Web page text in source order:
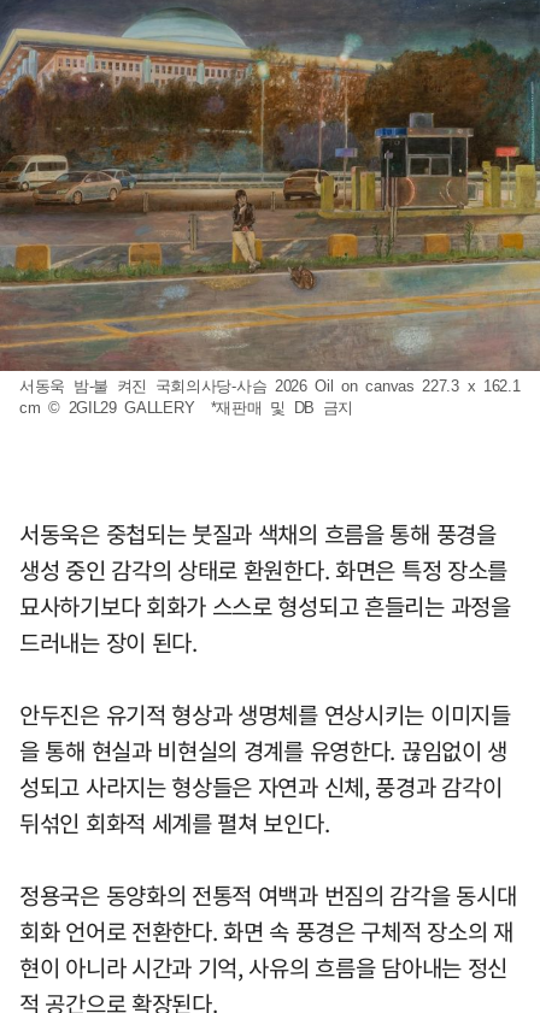
서동욱 밤-불 켜진 국회의사당-사슴 2026 Oil on canvas 227.3 x 162.1
cm © 2GIL29 GALLERY *재판매 및 DB 금지
서동욱은 중첩되는 붓질과 색채의 흐름을 통해 풍경을
생성 중인 감각의 상태로 환원한다. 화면은 특정 장소를
묘사하기보다 회화가 스스로 형성되고 흔들리는 과정을
드러내는 장이 된다.
안두진은 유기적 형상과 생명체를 연상시키는 이미지들
을 통해 현실과 비현실의 경계를 유영한다. 끊임없이 생
성되고 사라지는 형상들은 자연과 신체, 풍경과 감각이
뒤섞인 회화적 세계를 펼쳐 보인다.
정용국은 동양화의 전통적 여백과 번짐의 감각을 동시대
회화 언어로 전환한다. 화면 속 풍경은 구체적 장소의 재
현이 아니라 시간과 기억, 사유의 흐름을 담아내는 정신
적 공간으로 확장된다.